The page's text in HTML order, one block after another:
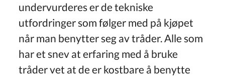
undervurderes er de tekniske
utfordringer som følger med på kjøpet
når man benytter seg av tråder. Alle som
har et snev at erfaring med å bruke
tråder vet at de er kostbare å benytte